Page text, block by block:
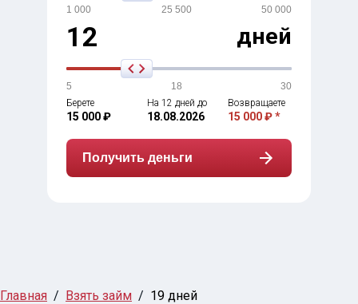
1 000 25 500 50 000
12 дней
5 18
30
Берете
15 000 ₽
На 12 дней до
18.08.2026
Возвращаете
15 000 ₽ *
Получить деньги
Главная Взять займ 19 дней